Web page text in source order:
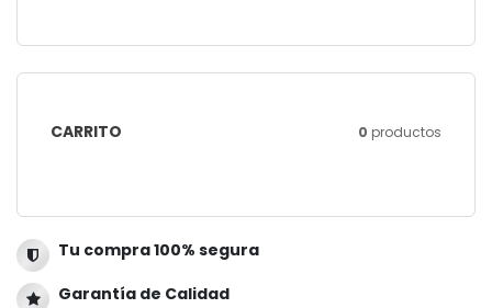
CARRITO 0 productos
Tu compra 100% segura
Garantía de Calidad